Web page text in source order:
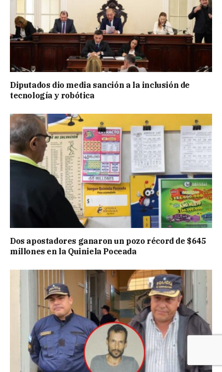
Diputados dio media sanción a la inclusión de
tecnología y robótica
Dos apostadores ganaron un pozo récord de $645
millones en la Quiniela Poceada